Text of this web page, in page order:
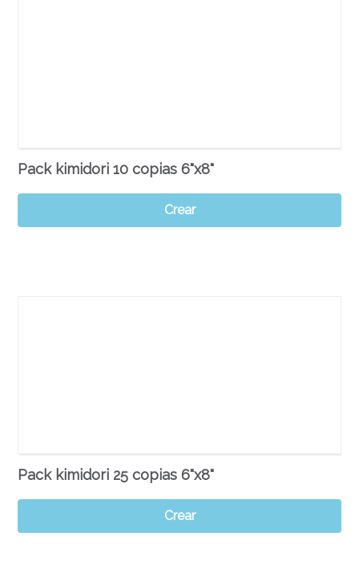
Pack kimidori 10 copias 6"x8"
Crear
Pack kimidori 25 copias 6"x8"
Crear